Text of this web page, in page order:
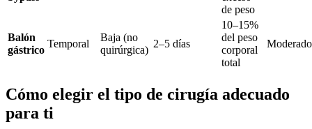
de peso
Balón
gástrico
Temporal
Baja (no
quirúrgica)
2–5 días
10–15%
del peso
corporal
total
Moderado
Cómo elegir el tipo de cirugía adecuado
para ti